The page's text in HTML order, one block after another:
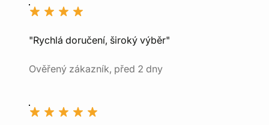
"Rychlá doručení, široký výběr"
Ověřený zákazník, před 2 dny